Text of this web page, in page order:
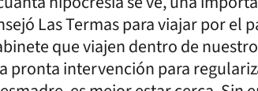
Las Termas para viajar por el
que viajen dentro de
pronta intervención para